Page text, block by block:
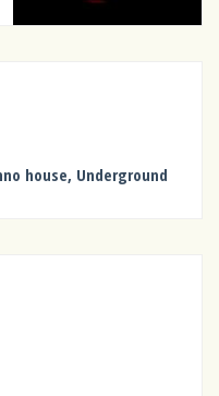
house, Underground